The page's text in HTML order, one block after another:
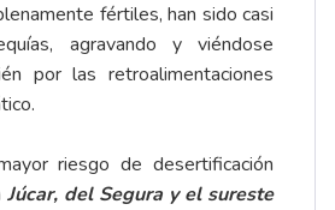
fértiles, han sido casi
agravando y viéndose
por las retroalimentaciones
riesgo de desertificación
Júcar, del Segura y el sureste